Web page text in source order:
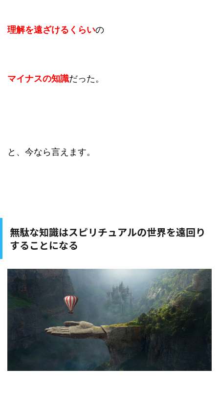
理解を遠ざけるくらいの
マイナスの知識だった。
と、今なら言えます。
無駄な知識はスピリチュアルの世界を遠回り
することになる